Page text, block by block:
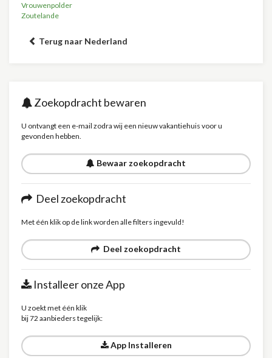
Vrouwenpolder
Zoutelande
Terug naar Nederland
Zoekopdracht bewaren
U ontvangt een e-mail zodra wij een nieuw vakantiehuis voor u
gevonden hebben.
Bewaar zoekopdracht
Deel zoekopdracht
Met één klik op de link worden alle filters ingevuld!
Deel zoekopdracht
Installeer onze App
U zoekt met één klik
bij 72 aanbieders tegelijk:
App Installeren